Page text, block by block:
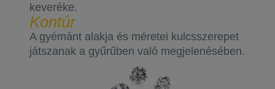
keveréke.
Kontúr
A gyémánt alakja és méretei kulcsszerepet
játszanak a gyűrűben való megjelenésében.